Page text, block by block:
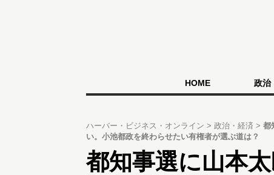
HOME 政治
ハーバー・ビジネス・オンライン 政治・経済
都
い。小池都政を終わらせたい有権者が選ぶ道は？
都知事選に山本